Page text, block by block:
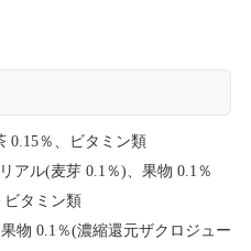
0.15％、ビタミン類
アル(麦芽 0.1％)、果物 0.1％
タミン類
物 0.1％(濃縮還元ザクロジュー